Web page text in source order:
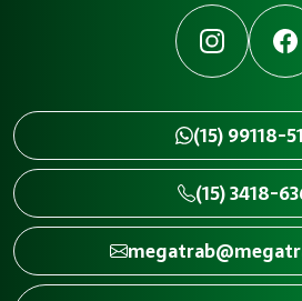
Instagram
(15) 99118-
(15) 3418-